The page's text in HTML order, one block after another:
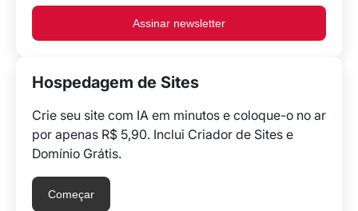
Assinar newsletter
Hospedagem de Sites
Crie seu site com IA em minutos e coloque-o no ar
por apenas R$ 5,90. Inclui Criador de Sites e
Domínio Grátis.
Começar